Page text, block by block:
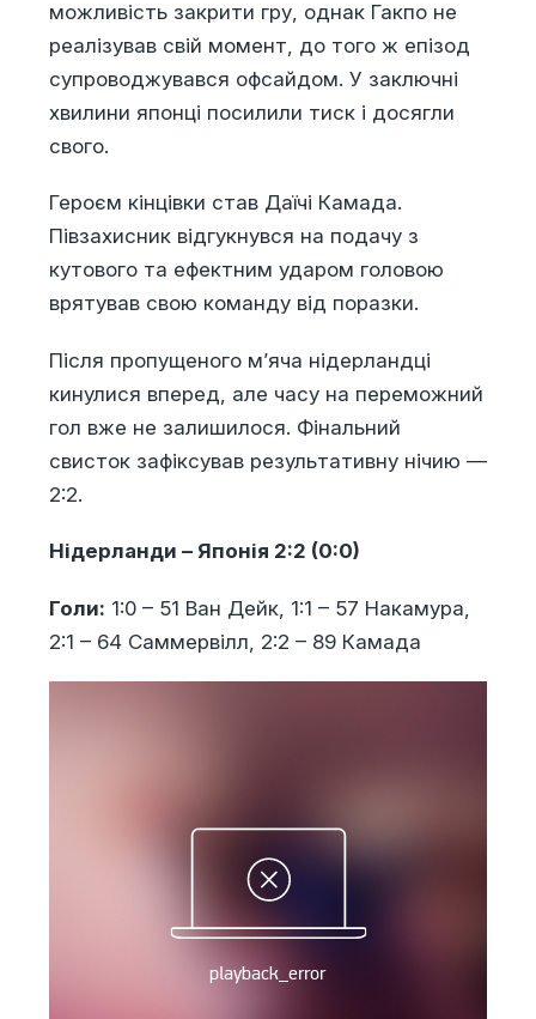
можливість закрити гру, однак Гакпо не
реалізував свій момент, до того ж епізод
супроводжувався офсайдом. У заключні
хвилини японці посилили тиск і досягли
свого.
Героєм кінцівки став Даїчі Камада.
Півзахисник відгукнувся на подачу з
кутового та ефектним ударом головою
врятував свою команду від поразки.
Після пропущеного м’яча нідерландці
кинулися вперед, але часу на переможний
гол вже не залишилося. Фінальний
свисток зафіксував результативну нічию —
2:2.
Нідерланди – Японія 2:2 (0:0)
Голи: 1:0 – 51 Ван Дейк, 1:1 – 57 Накамура,
2:1 – 64 Саммервілл, 2:2 – 89 Камада